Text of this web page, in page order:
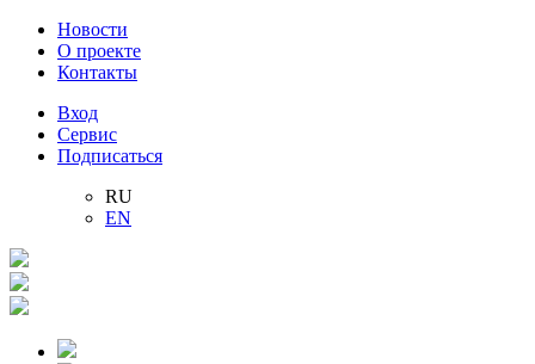
Новости
О проекте
Контакты
Вход
Сервис
Подписаться
RU
EN